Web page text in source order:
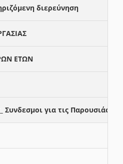
διερεύνηση
ΕΤΩΝ
για τις Παρουσιάσεις